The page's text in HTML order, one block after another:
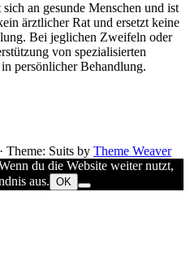
an gesunde Menschen und ist
ärztlicher Rat und ersetzt keine
Bei jeglichen Zweifeln oder
von spezialisierten
persönlicher Behandlung.
· Theme: Suits by Theme Weaver
du die Website weiter nutzt,
aus. OK